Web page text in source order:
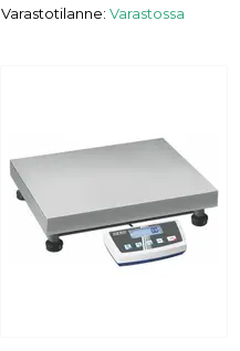
Varastotilanne: Varastossa